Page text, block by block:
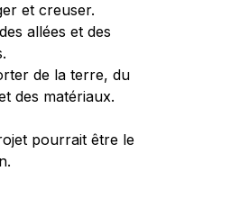
et creuser.
allées et des
de la terre, du
des matériaux.
pourrait être le